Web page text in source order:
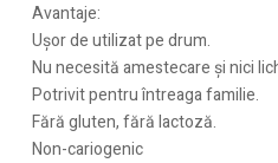
Avantaje:
Ușor de utilizat pe drum.
Nu necesită amestecare și nici
Potrivit pentru întreaga familie.
Fără gluten, fără lactoză.
Non-cariogenic